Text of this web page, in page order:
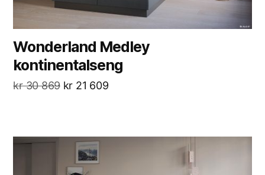
Wonderland Medley
kontinentalseng
kr30 869 kr 21 609